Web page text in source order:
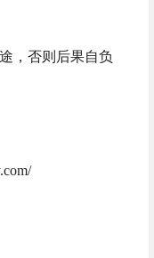
，否则后果自负